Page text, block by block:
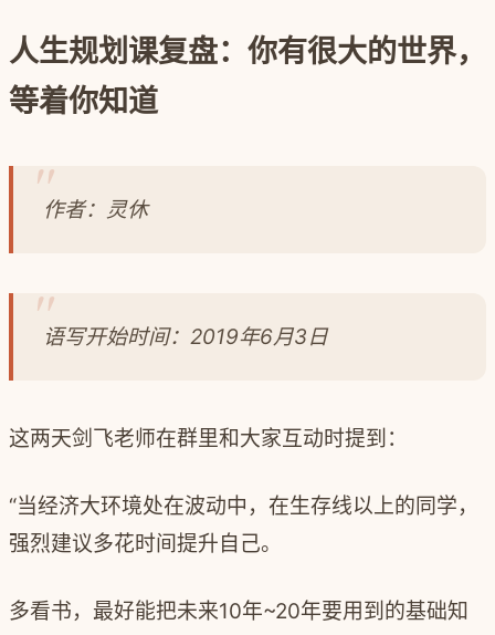
人生规划课复盘：你有很大的世界，
等着你知道
作者：灵休
语写开始时间：2019年6月3日
这两天剑飞老师在群里和大家互动时提到：
“当经济大环境处在波动中，在生存线以上的同学，
强烈建议多花时间提升自己。
多看书，最好能把未来10年~20年要用到的基础知